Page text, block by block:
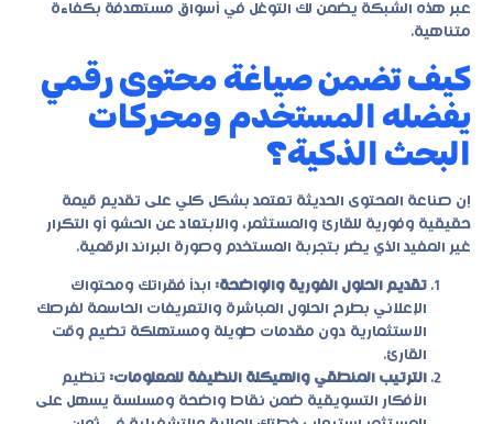
عبر هذه الشبكة يضمن لك التوغل في أسواق مستهدفة بكفاءة
متناهية.
كيف تضمن صياغة محتوى رقمي
يفضله المستخدم ومحركات
البحث الذكية؟
إن صناعة المحتوى الحديثة تعتمد بشكل كلي على تقديم قيمة
حقيقية وفورية للقارئ والمستثمر، والابتعاد عن الحشو أو التكرار
غير المفيد الذي يضر بتجربة المستخدم وصورة البراند الرقمية.
تقديم الحلول الفورية والواضحة: ابدأ فقراتك ومحتواك
الإعلاني بطرح الحلول المباشرة والتعريفات الحاسمة لفرصك
الاستثمارية دون مقدمات طويلة ومستهلكة تضيع وقت
القارئ.
الترتيب المنطقي والهيكلة النظيفة للمعلومات: تنظيم
الأفكار التسويقية ضمن نقاط واضحة ومسلسة يسهل على